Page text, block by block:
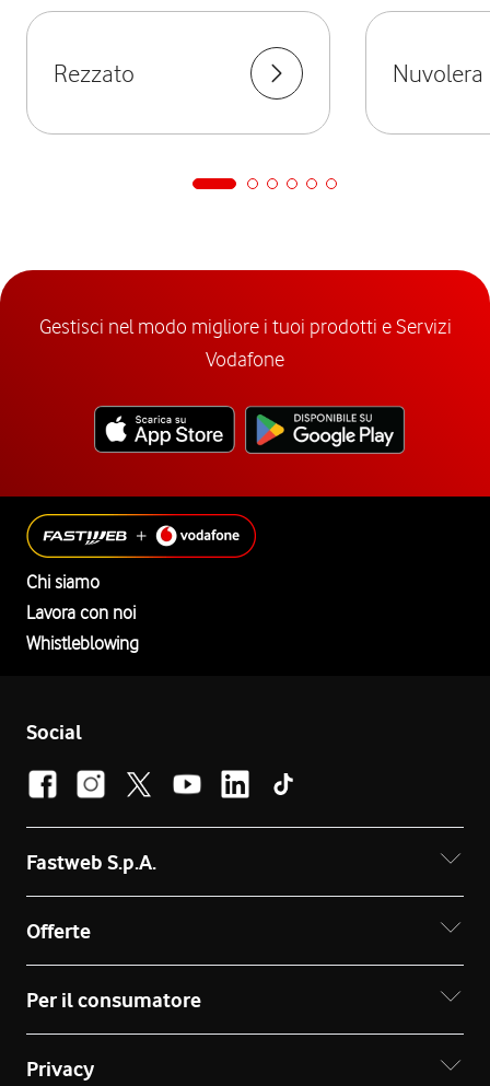
Rezzato Nuvolera
Gestisci nel modo migliore i tuoi prodotti e Servizi
Vodafone
Chi siamo
Lavora con noi
Whistleblowing
Social
Fastweb S.p.A.
Offerte
Per il consumatore
Privacy